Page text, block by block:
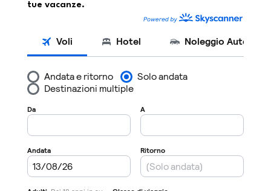
tue vacanze.